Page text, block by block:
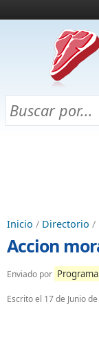
¿Qué es esto?
Directorio
Chuletas para
Inicio / Directorio /
Accion
Enviado por
Escrito el 17 de Junio